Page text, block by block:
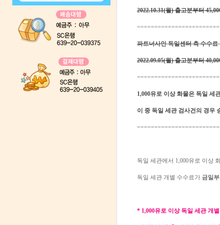
2022.10.31(월) 출고분부터
파트너사인 독일센터 측 수수
2022.09.05(월) 출고분부터
1,000유로 이상 화물은 독일 세
이 중 독일 세관 검사건의 경우
독일 세관에서 1,000유로 이상
독일 세관 개별 수수료가 금일
* 1,000유로 이상 독일 세관 개